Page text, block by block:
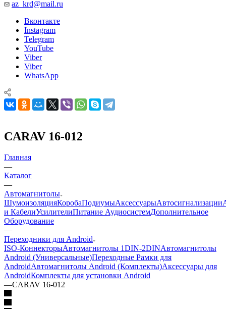
az_krd@mail.ru
Вконтакте
Instagram
Telegram
YouTube
Viber
Viber
WhatsApp
CARAV 16-012
Главная
—
Каталог
—
Автомагнитолы
ШумоизоляцияКоробаПодиумыАксессуарыАвтосигнализации
и КабелиУсилителиПитание АудиосистемДополнительное
Оборудование
—
Переходники для Android
ISO-КоннекторыАвтомагнитолы 1DIN-2DINАвтомагнитолы
Android (Универсальные)Переходные Рамки для
AndroidАвтомагнитолы Android (Комплекты)Аксессуары для
AndroidКомплекты для установки Android
—CARAV 16-012